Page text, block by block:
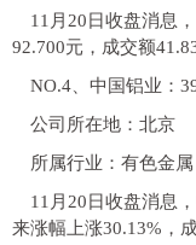
11月20日收盘消息
92.700元，成交额
NO.4、中国铝业：
公司所在地：北京
所属行业：有色金属
11月20日收盘消息
来涨幅上涨30.13%，